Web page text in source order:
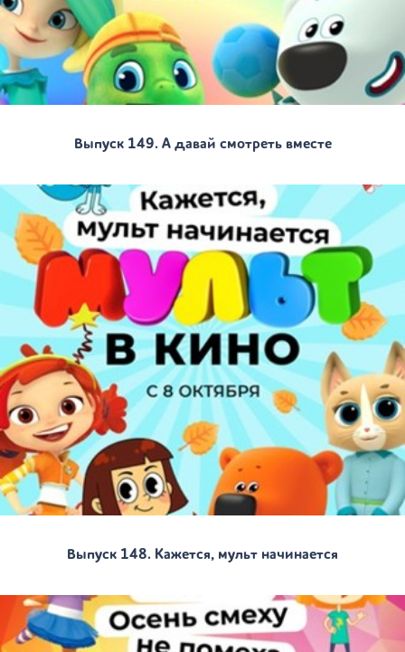
Выпуск 149. А давай смотреть вместе
Выпуск 148. Кажется, мульт начинается